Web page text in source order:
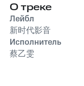
О треке
Лейбл
新时代影音
Исполнитель
蔡乙雯